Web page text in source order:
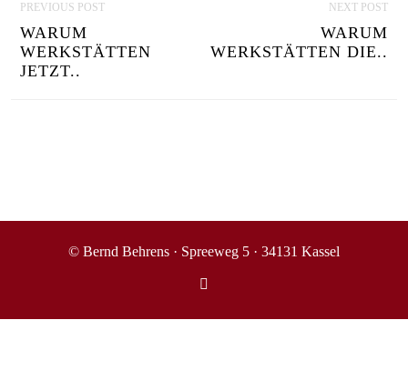
O
S
T
I
T
PREVIOUS POST
WARUM
WERKSTÄTTEN
JETZT..
NEXT POST
WARUM
WERKSTÄTTEN DIE..
© Bernd Behrens · Spreeweg 5 · 34131 Kassel